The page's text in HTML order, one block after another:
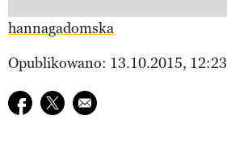
hannagadomska
Opublikowano: 13.10.2015, 12:23
Udostępnij na facebook
Udostępnij na twitter
E-mail do przyjaciela